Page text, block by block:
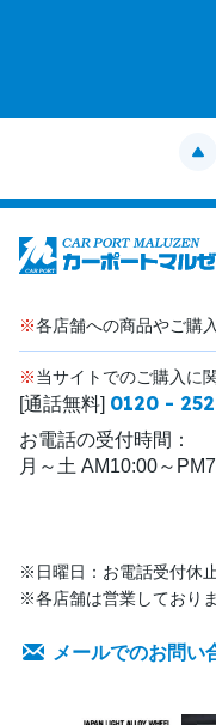
※各店舗への商品やご購
※当サイトでのご購入に
[通話無料] 0120 -
お電話の受付時間：
月～土 AM10:00～
※日曜日：お電話受付休
※各店舗は営業しておりま
メールでのお問い